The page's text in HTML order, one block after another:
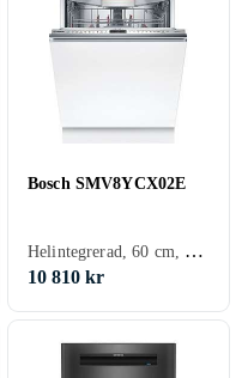
Bosch SMV8YCX02E
Helintegrerad, 60 cm, 44 dB, A
10 810 kr